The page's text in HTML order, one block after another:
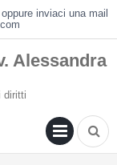
inviaci una mail
Alessandra
diritti